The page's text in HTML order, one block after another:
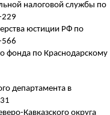
налоговой службы по
юстиции РФ по
фонда по Краснодарскому
департамента в
Кавказского округа